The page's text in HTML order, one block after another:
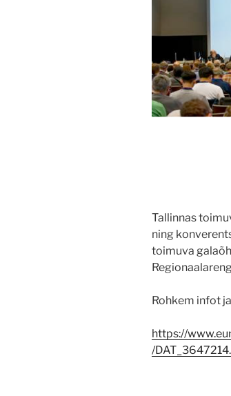
Tallinnas
ning
toimuva
Rohkem infot
https://
/